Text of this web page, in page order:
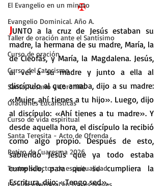
El Evangelio en un minuto
Evangelio Dominical. Año A.
Taller de oración ante el Santísimo
Curso de oración
Curso del Catecismo
Santo Rosario y Coronilla
Oraciones Eucarísticas
Curso de vida espiritual
Santa Teresita - Acto de Ofrenda
Retiro de Cuaresma 2026
Textos selectos de espiritualidad
La vida espiritual en frases breves
✠
JUNTO a la cruz de Jesús estaban su
madre, la hermana de su madre, María, la
de Cleofás, y María, la Magdalena. Jesús,
al ver a su madre y junto a ella al
discípulo al que amaba, dijo a su madre:
«Mujer, ahí tienes a tu hijo». Luego, dijo
al discípulo: «Ahí tienes a tu madre». Y
desde aquella hora, el discípulo la recibió
como algo propio. Después de esto,
sabiendo Jesús que ya todo estaba
cumplido, para que se cumpliera la
Escritura, dijo: «Tengo sed».